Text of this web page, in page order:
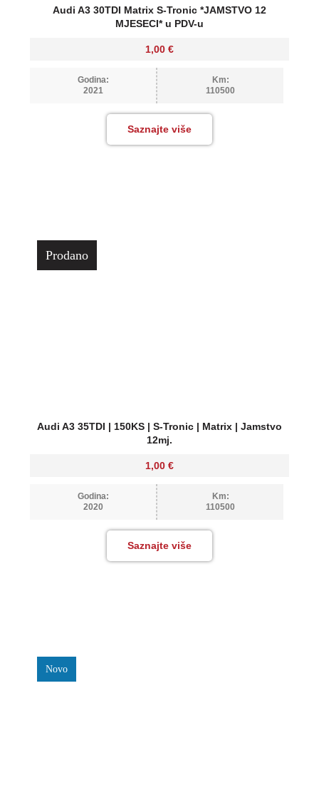
Audi A3 30TDI Matrix S-Tronic *JAMSTVO 12
MJESECI* u PDV-u
1,00 €
Godina:
2021
Km:
110500
Saznajte više
Prodano
Audi A3 35TDI | 150KS | S-Tronic | Matrix | Jamstvo
12mj.
1,00 €
Godina:
2020
Km:
110500
Saznajte više
Novo